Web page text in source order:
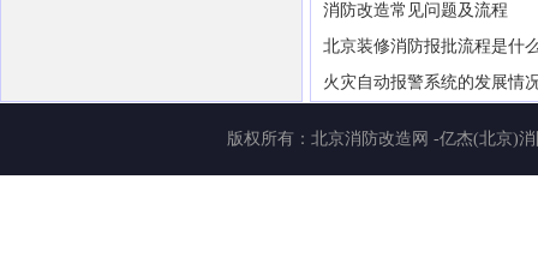
消防改造常见问题及流程
北京装修消防报批流程是什
火灾自动报警系统的发展情
版权所有： 北京消防改造网 -亿杰(北京)